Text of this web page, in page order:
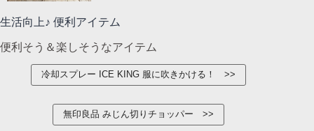
生活向上♪ 便利アイテム
便利そう＆楽しそうなアイテム
冷却スプレー ICE KING 服に吹きかける！
無印良品 みじん切りチョッパー